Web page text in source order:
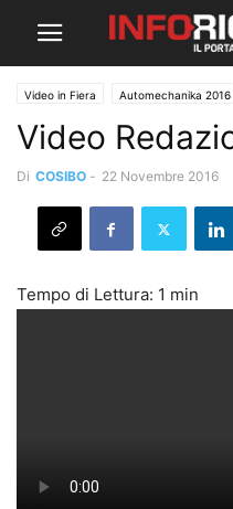
Video in Fiera Automechanika 2016
Video
Di COSIBO - 22 Novembre 2016